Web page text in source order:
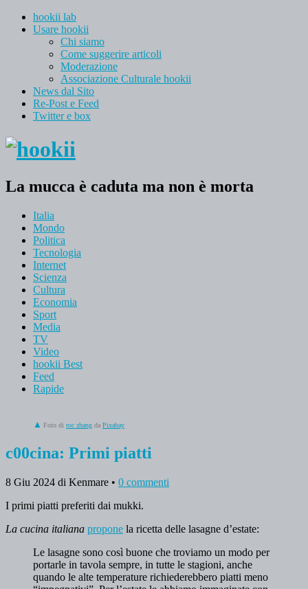
hookii lab
Usare hookii
Chi siamo
Come suggerire articoli
Moderazione
Associazione Culturale hookii
News dal Sito
Re-Post e Feed
Twitter e box
La mucca è caduta ma non è morta
Italia
Mondo
Politica
Tecnologia
Internet
Scienza
Cultura
Economia
Sport
Media
TV
Video
hookii Best
Feed
Rapide
Foto di roc zhang da Pixabay
c00cina: Primi piatti
8 Giu 2024 di Kenmare • 0 commenti
I primi piatti preferiti dai mukki.
La cucina italiana propone la ricetta delle lasagne d’estate:
Le lasagne sono così buone che troviamo un modo per
portarle in tavola sempre, in tutte le stagioni, anche
quando le alte temperature richiederebbero piatti meno